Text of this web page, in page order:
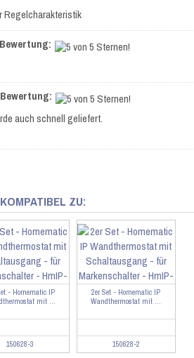
Regelcharakteristik
Bewertung:
Bewertung:
auch schnell geliefert.
ZU:
- Homematic IP
mit ...
150628-3
2er Set - Homematic IP
Wandthermostat mit ...
150628-2